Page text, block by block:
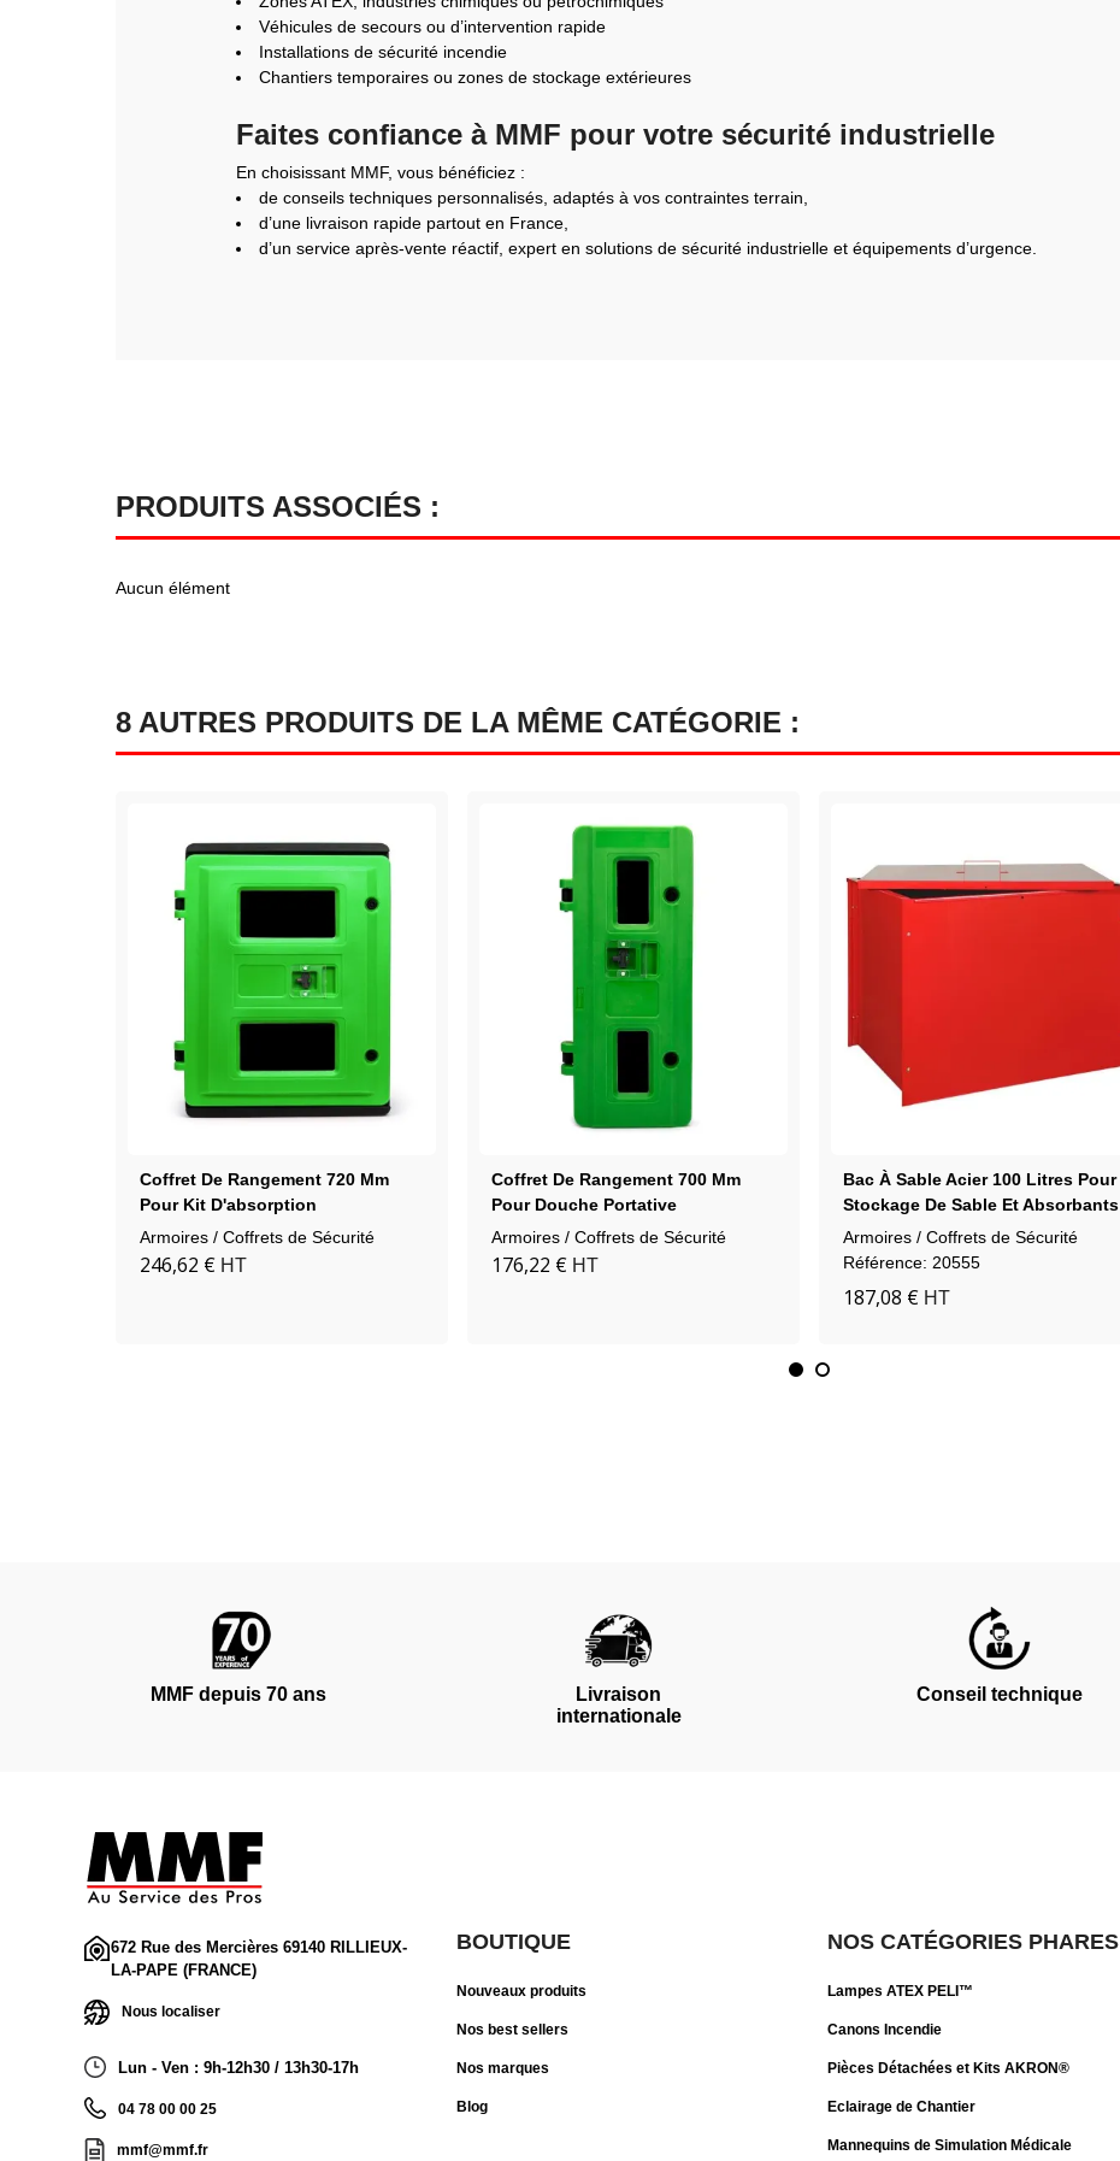
Véhicules de secours ou d’intervention rapide
Installations de sécurité incendie
Chantiers temporaires ou zones de stockage extérieures
Faites confiance à MMF pour votre sécurité industrielle
En choisissant MMF, vous bénéficiez :
de conseils techniques personnalisés, adaptés à vos contraintes terrain,
d’une livraison rapide partout en France,
d’un service après-vente réactif, expert en solutions de sécurité industrielle et équipements d’urgence.
PRODUITS ASSOCIÉS :
Aucun élément
8 AUTRES PRODUITS DE LA MÊME CATÉGORIE :
Coffret De Rangement 720 Mm
Pour Kit D'absorption
Armoires / Coffrets de Sécurité
246,62 € HT
Coffret De Rangement 700 Mm
Pour Douche Portative
Armoires / Coffrets de Sécurité
176,22 € HT
Bac À Sable Acier 100 Litres Pour
Stockage De Sable Et Absorbants
De Sécurité
Armoires / Coffrets de Sécurité
Référence: 20555
187,08 € HT
MMF depuis 70 ans
Livraison
internationale
Conseil technique
672 Rue des Mercières 69140 RILLIEUX-
LA-PAPE (FRANCE)
Nous localiser
Lun - Ven : 9h-12h30 / 13h30-17h
04 78 00 00 25
mmf@mmf.fr
BOUTIQUE
Nouveaux produits
Nos best sellers
Nos marques
Blog
NOS CATÉGORIES PHARES
Lampes ATEX PELI™
Canons Incendie
Pièces Détachées et Kits AKRON®
Eclairage de Chantier
Mannequins de Simulation Médicale